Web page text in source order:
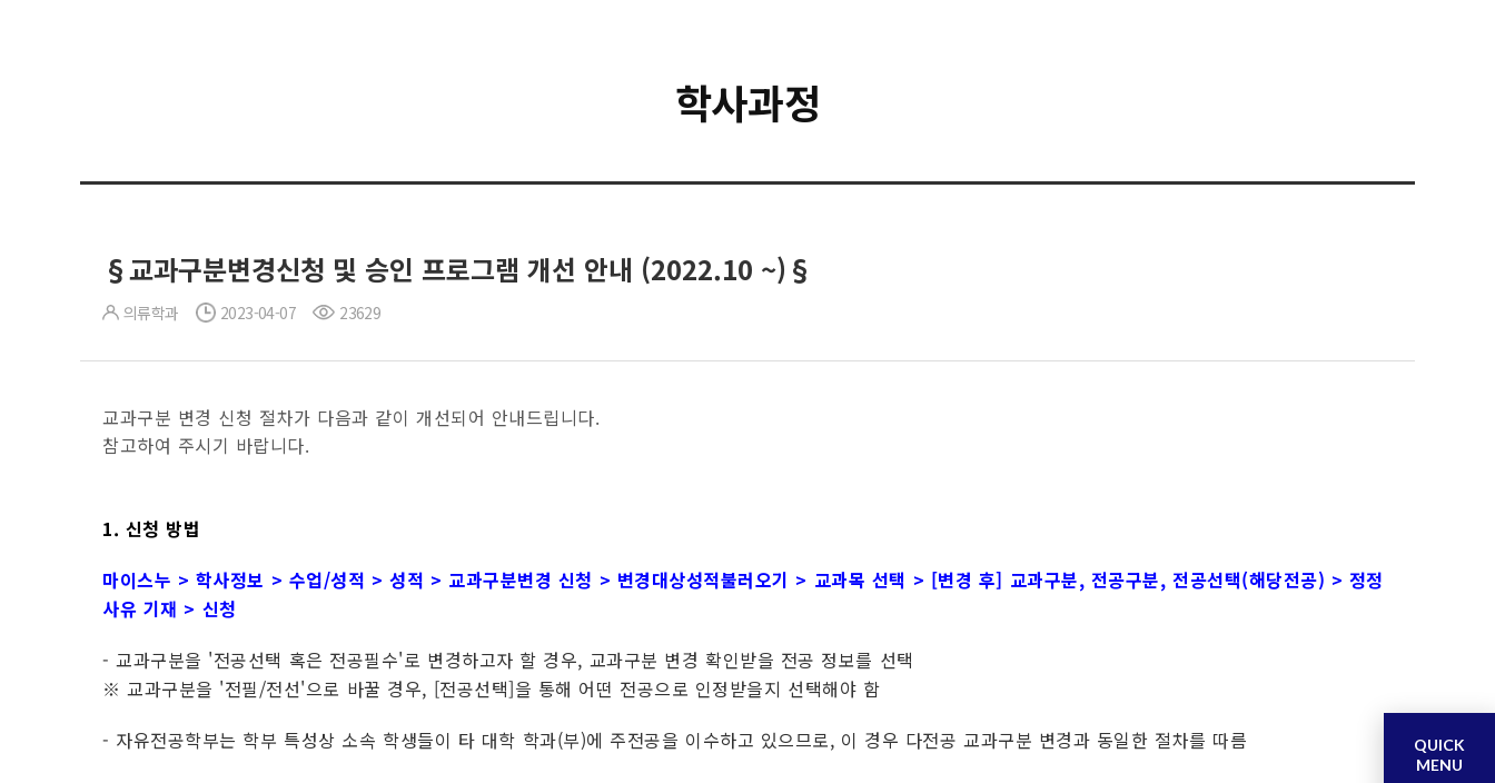
학사과정
§교과구분변경신청 및 승인 프로그램 개선 안내 (2022.10 ~)§
의류학과 2023-04-07 23629
교과구분 변경 신청 절차가 다음과 같이 개선되어 안내드립니다.
참고하여 주시기 바랍니다.
1. 신청 방법
마이스누 > 학사정보 > 수업/성적 > 성적 > 교과구분변경 신청 > 변경대상성적불러오기 > 교과목 선택 > [변경 후] 교과구분, 전공구분, 전공선택(해당전공) > 정정
사유 기재 > 신청
- 교과구분을 '전공선택 혹은 전공필수'로 변경하고자 할 경우, 교과구분 변경 확인받을 전공 정보를 선택
※ 교과구분을 '전필/전선'으로 바꿀 경우, [전공선택]을 통해 어떤 전공으로 인정받을지 선택해야 함
- 자유전공학부는 학부 특성상 소속 학생들이 타 대학 학과(부)에 주전공을 이수하고 있으므로, 이 경우 다전공 교과구분 변경과 동일한 절차를 따름
QUICK
MENU